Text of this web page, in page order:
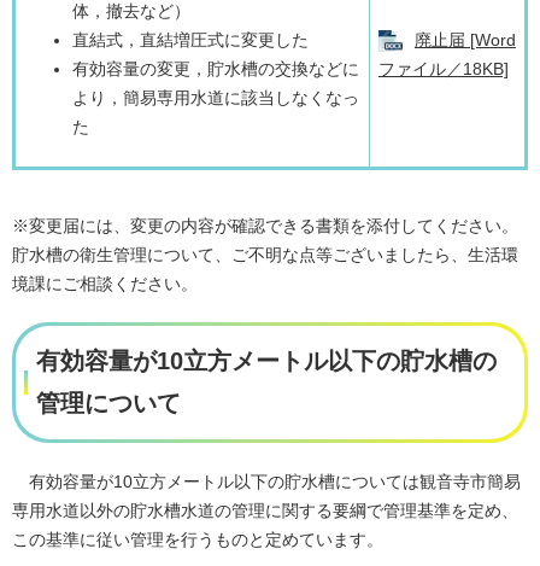
体，撤去など）
直結式，直結増圧式に変更した
有効容量の変更，貯水槽の交換などに
より，簡易専用水道に該当しなくなっ
た
廃止届 [Word
ファイル／18KB]
※変更届には、変更の内容が確認できる書類を添付してください。
貯水槽の衛生管理について、ご不明な点等ございましたら、生活環
境課にご相談ください。
有効容量が10立方メートル以下の貯水槽の
管理について
有効容量が10立方メートル以下の貯水槽については観音寺市簡易
専用水道以外の貯水槽水道の管理に関する要綱で管理基準を定め、
この基準に従い管理を行うものと定めています。